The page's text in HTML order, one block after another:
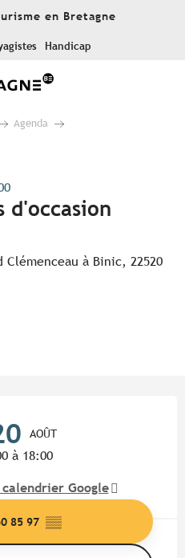
en Bretagne
Handicap
Agenda
d'occasion
à Binic, 22520
AOÛT
à 18:00
Google
85 97 ▒▒